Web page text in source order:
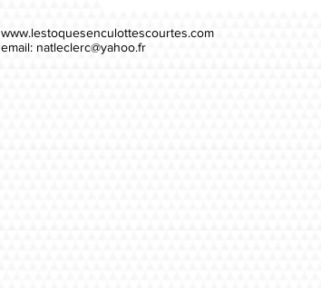
www.lestoquesenculottescourtes.com
email: natleclerc@yahoo.fr